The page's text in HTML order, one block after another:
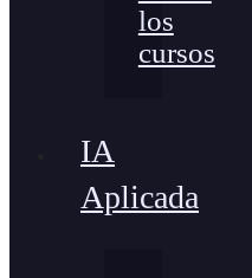
los
cursos
IA
Aplicada